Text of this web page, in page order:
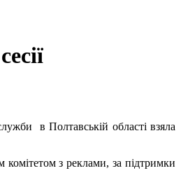
в Полтавській області взяла
комітетом з реклами, за підтримки